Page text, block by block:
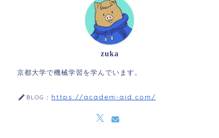
zuka
京都大学で機械学習を学んでいます。
BLOG： https://academ-aid.com/